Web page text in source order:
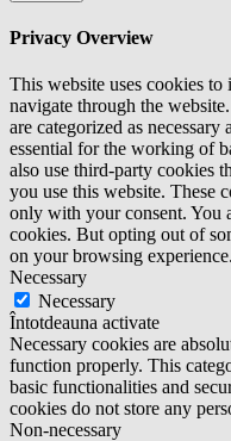
Privacy Overview
This website uses cookies
navigate through the
are categorized as
essential for the working of
also use third-party cookies
you use this website. These
only with your consent. You
cookies. But opting out of
on your browsing experience.
Necessary
Necessary
Întotdeauna activate
Necessary cookies are
function properly. This
basic functionalities and
cookies do not store any
Non-necessary